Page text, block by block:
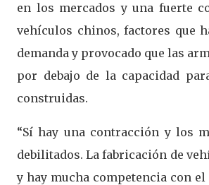
en los mercados y una fuerte
vehículos chinos, factores que
demanda y provocado que las
por debajo de la capacidad
construidas.
“Sí hay una contracción y los
debilitados. La fabricación de
y hay mucha competencia con